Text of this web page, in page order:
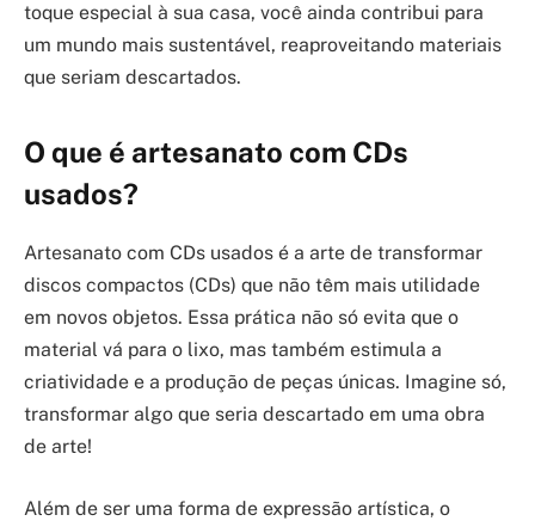
toque especial à sua casa, você ainda contribui para
um mundo mais sustentável, reaproveitando materiais
que seriam descartados.
O que é artesanato com CDs
usados?
Artesanato com CDs usados é a arte de transformar
discos compactos (CDs) que não têm mais utilidade
em novos objetos. Essa prática não só evita que o
material vá para o lixo, mas também estimula a
criatividade e a produção de peças únicas. Imagine só,
transformar algo que seria descartado em uma obra
de arte!
Além de ser uma forma de expressão artística, o